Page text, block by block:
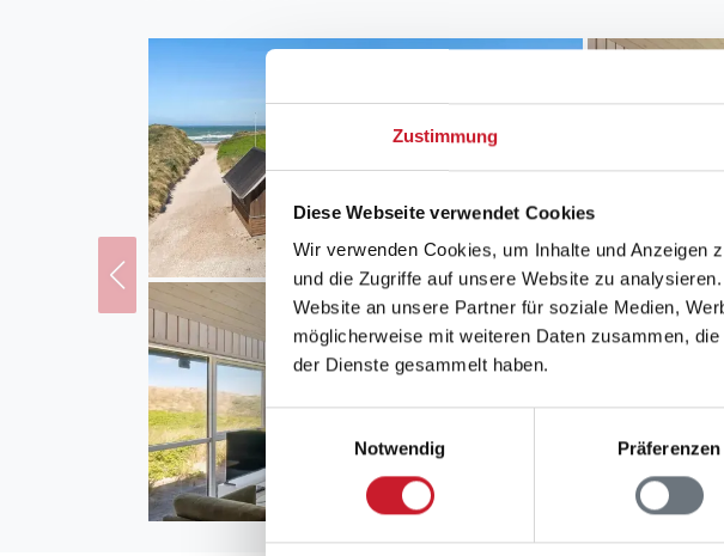
Zustimmung
Diese Webseite verwendet Cookies
Wir verwenden Cookies, um Inhalte und Anzeigen
und die Zugriffe auf unsere Website zu
Website an unsere Partner für soziale Medien,
möglicherweise mit weiteren Daten zusammen,
der Dienste gesammelt haben.
Notwendig
Präferenzen